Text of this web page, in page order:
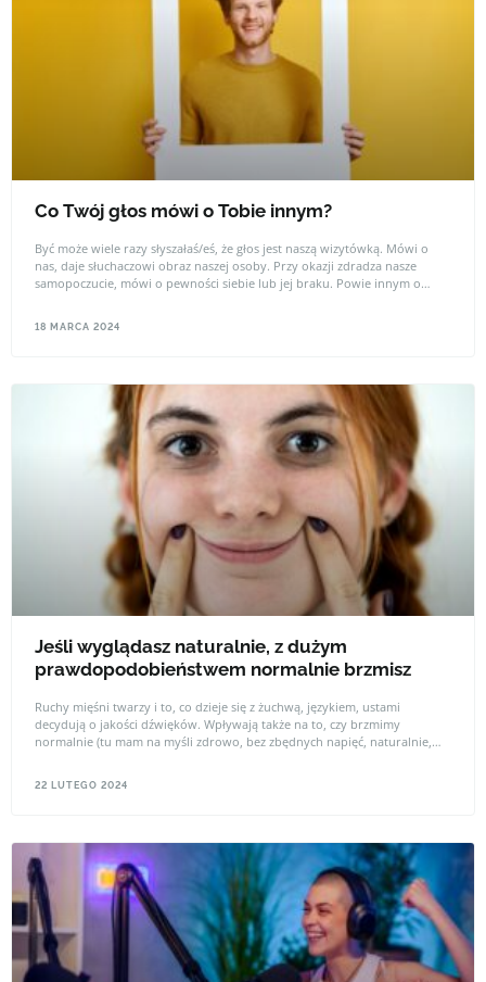
Co Twój głos mówi o Tobie innym?
Być może wiele razy słyszałaś/eś, że głos jest naszą wizytówką. Mówi o
nas, daje słuchaczowi obraz naszej osoby. Przy okazji zdradza nasze
samopoczucie, mówi o pewności siebie lub jej braku. Powie innym o
18 MARCA 2024
Jeśli wyglądasz naturalnie, z dużym
prawdopodobieństwem normalnie brzmisz
Ruchy mięśni twarzy i to, co dzieje się z żuchwą, językiem, ustami
decydują o jakości dźwięków. Wpływają także na to, czy brzmimy
normalnie (tu mam na myśli zdrowo, bez zbędnych napięć, naturalnie,
22 LUTEGO 2024